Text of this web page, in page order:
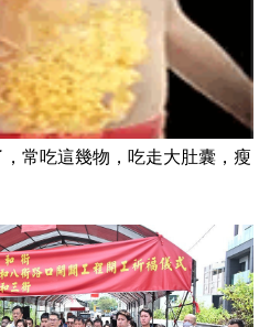
常吃這幾物，吃走大肚囊，瘦